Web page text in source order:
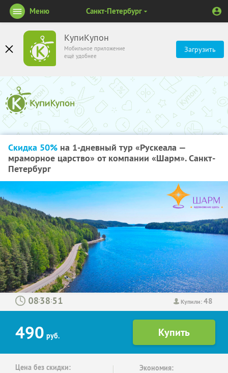
КупиКупон
Мобильное приложение
ещё удобнее
Загрузить
Меню Санкт-Петербург
Скидка 50% на 1-дневный тур «Рускеала —
мраморное царство» от компании «Шарм». Санкт-
Петербург
Купили:48
: :
490 руб.
Цена без скидки: Экономия: